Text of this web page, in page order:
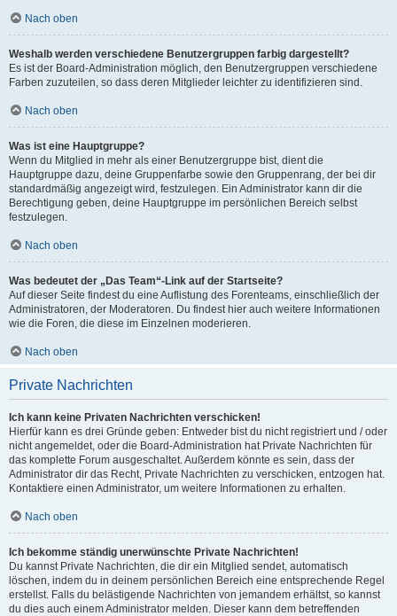
Nach oben
Weshalb werden verschiedene Benutzergruppen farbig dargestellt?
Es ist der Board-Administration möglich, den Benutzergruppen verschiedene
Farben zuzuteilen, so dass deren Mitglieder leichter zu identifizieren sind.
Nach oben
Was ist eine Hauptgruppe?
Wenn du Mitglied in mehr als einer Benutzergruppe bist, dient die
Hauptgruppe dazu, deine Gruppenfarbe sowie den Gruppenrang, der bei dir
standardmäßig angezeigt wird, festzulegen. Ein Administrator kann dir die
Berechtigung geben, deine Hauptgruppe im persönlichen Bereich selbst
festzulegen.
Nach oben
Was bedeutet der „Das Team“-Link auf der Startseite?
Auf dieser Seite findest du eine Auflistung des Forenteams, einschließlich der
Administratoren, der Moderatoren. Du findest hier auch weitere Informationen
wie die Foren, die diese im Einzelnen moderieren.
Nach oben
Private Nachrichten
Ich kann keine Privaten Nachrichten verschicken!
Hierfür kann es drei Gründe geben: Entweder bist du nicht registriert und / oder
nicht angemeldet, oder die Board-Administration hat Private Nachrichten für
das komplette Forum ausgeschaltet. Außerdem könnte es sein, dass der
Administrator dir das Recht, Private Nachrichten zu verschicken, entzogen hat.
Kontaktiere einen Administrator, um weitere Informationen zu erhalten.
Nach oben
Ich bekomme ständig unerwünschte Private Nachrichten!
Du kannst Private Nachrichten, die dir ein Mitglied sendet, automatisch
löschen, indem du in deinem persönlichen Bereich eine entsprechende Regel
erstellst. Falls du belästigende Nachrichten von jemandem erhältst, so kannst
du dies auch einem Administrator melden. Dieser kann dem betreffenden